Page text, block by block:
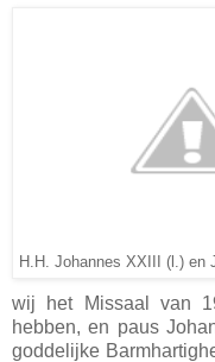
H.H. Johannes XXIII (l.) en
wij het Missaal van
hebben, en paus
goddelijke